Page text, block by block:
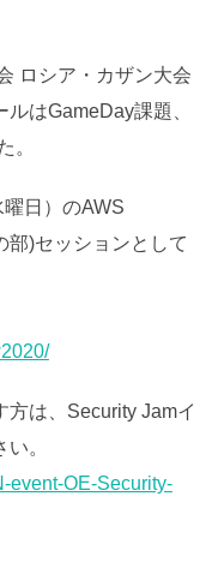
ロシア・カザン大会
はGameDay課題、
。
日）のAWS
部)セッションとして
は、Security Jamイ
。
event-OE-Security-